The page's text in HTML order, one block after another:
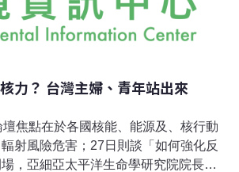
力？ 台灣主婦、青年站出來
焦點在於各國核能、能源及、核行動
射風險危害；27日則談「如何強化反
，亞細亞太平洋生命學研究院院長金